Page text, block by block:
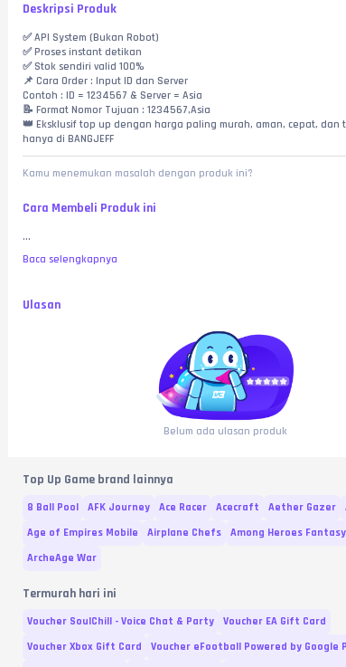
Deskripsi Produk
✅ API System (Bukan Robot)
✅ Proses instant detikan
✅ Stok sendiri valid 100%
📌 Cara Order : Input ID dan Server
Contoh : ID = 1234567 & Server = Asia
📝 Format Nomor Tujuan : 1234567,Asia
👑 Eksklusif top up dengan harga paling murah, aman, cepat, dan
hanya di BANGJEFF
Kamu menemukan masalah dengan produk ini?
Cara Membeli Produk ini
...
Baca selengkapnya
Ulasan
Belum ada ulasan produk
Top Up Game brand lainnya
8 Ball Pool AFK Journey Ace Racer Acecraft Aether Gazer
Age of Empires Mobile
Airplane Chefs
Among Heroes
ArcheAge War
Termurah hari ini
Voucher SoulChill - Voice Chat & Party
Voucher EA Gift Card
Voucher Xbox Gift Card
Voucher eFootball Powered by Google